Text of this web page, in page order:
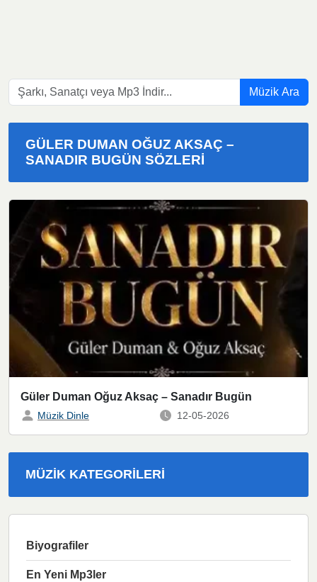
Müzik Ara
GÜLER DUMAN OĞUZ AKSAÇ –
SANADIR BUGÜN SÖZLERI
Güler Duman Oğuz Aksaç – Sanadır Bugün
Müzik Dinle 12-05-2026
MÜZIK KATEGORILERI
Biyografiler
En Yeni Mp3ler